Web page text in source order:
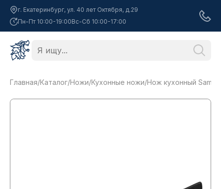
г. Екатеринбург, ул. 40 лет Октября, д.29
Пн-Пт 10:00-19:00Вс-Сб 10:00-17:00
Главная/Каталог/Ножи/Кухонные ножи/Нож кухонный